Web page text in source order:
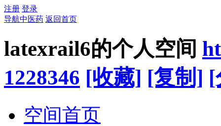
注册 登录
导航中医药 返回首页
latexrail6的个人空间
1228346 [收藏] [复制] [
空间首页